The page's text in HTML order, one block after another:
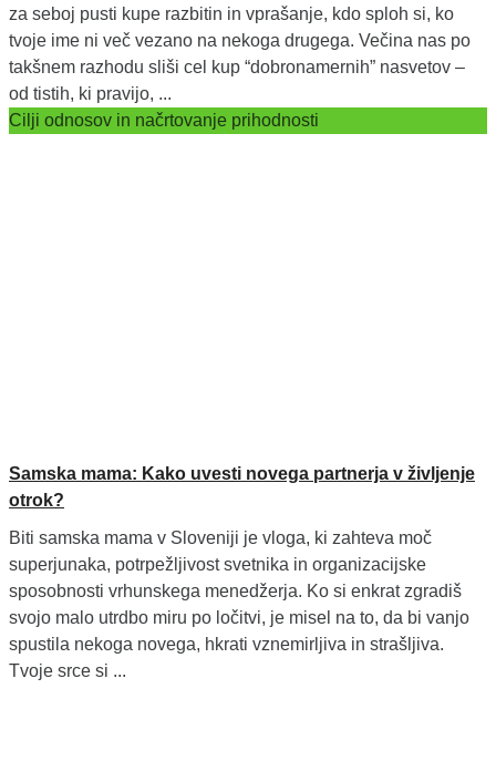
za seboj pusti kupe razbitin in vprašanje, kdo sploh si, ko
tvoje ime ni več vezano na nekoga drugega. Večina nas po
takšnem razhodu sliši cel kup “dobronamernih” nasvetov –
od tistih, ki pravijo, ...
Cilji odnosov in načrtovanje prihodnosti
Samska mama: Kako uvesti novega partnerja v življenje
otrok?
Biti samska mama v Sloveniji je vloga, ki zahteva moč
superjunaka, potrpežljivost svetnika in organizacijske
sposobnosti vrhunskega menedžerja. Ko si enkrat zgradiš
svojo malo utrdbo miru po ločitvi, je misel na to, da bi vanjo
spustila nekoga novega, hkrati vznemirljiva in strašljiva.
Tvoje srce si ...